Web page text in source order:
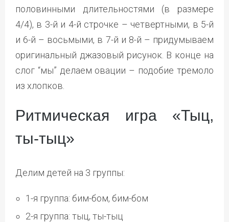
половинными длительностями (в размере
4/4), в 3-й и 4-й строчке – четвертными, в 5-й
и 6-й – восьмыми, в 7-й и 8-й – придумываем
оригинальный джазовый рисунок. В конце на
слог “мы” делаем овации – подобие тремоло
из хлопков.
Ритмическая игра «Тыц,
ты-тыц»
Делим детей на 3 группы:
1-я группа: бим-бом, бим-бом
2-я группа: тыц, ты-тыц